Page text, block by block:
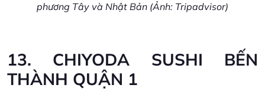
phương Tây và Nhật Bản (Ảnh: Tripadvisor)
13. CHIYODA SUSHI BẾN
THÀNH QUẬN 1